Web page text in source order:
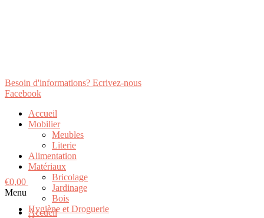
Besoin d'informations? Ecrivez-nous
Facebook
Accueil
Mobilier
Meubles
Literie
Alimentation
Matériaux
Bricolage
Jardinage
Bois
Hygiène et Droguerie
€0,00
Panier
Menu
Accueil